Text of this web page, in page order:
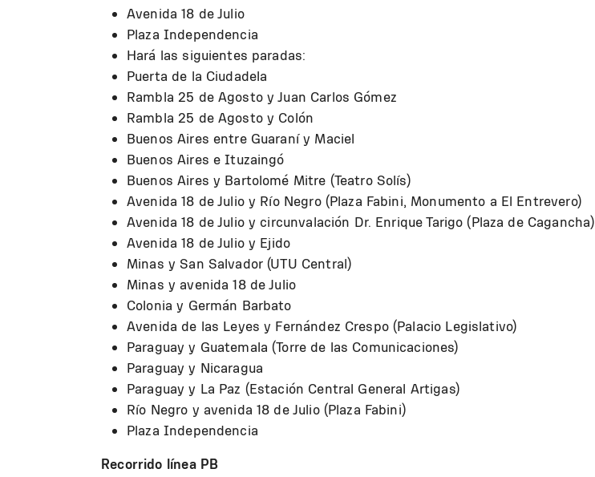
Avenida 18 de Julio
Plaza Independencia
Hará las siguientes paradas:
Puerta de la Ciudadela
Rambla 25 de Agosto y Juan Carlos Gómez
Rambla 25 de Agosto y Colón
Buenos Aires entre Guaraní y Maciel
Buenos Aires e Ituzaingó
Buenos Aires y Bartolomé Mitre (Teatro Solís)
Avenida 18 de Julio y Río Negro (Plaza Fabini, Monumento a El Entrevero)
Avenida 18 de Julio y circunvalación Dr. Enrique Tarigo (Plaza de Cagancha)
Avenida 18 de Julio y Ejido
Minas y San Salvador (UTU Central)
Minas y avenida 18 de Julio
Colonia y Germán Barbato
Avenida de las Leyes y Fernández Crespo (Palacio Legislativo)
Paraguay y Guatemala (Torre de las Comunicaciones)
Paraguay y Nicaragua
Paraguay y La Paz (Estación Central General Artigas)
Río Negro y avenida 18 de Julio (Plaza Fabini)
Plaza Independencia
Recorrido línea PB